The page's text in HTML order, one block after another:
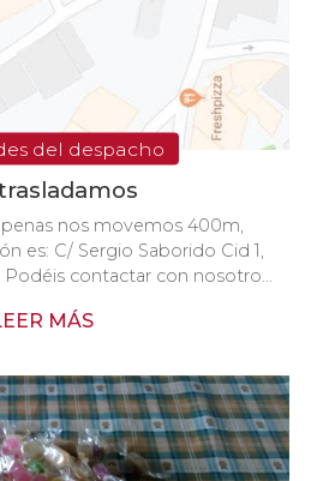
del despacho
nos movemos 400m,
es: C/ Sergio Saborido Cid 1,
Podéis contactar con nosotros
MÁS